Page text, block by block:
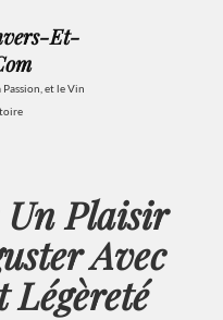
Et-
et le Vin
Un Plaisir
Avec